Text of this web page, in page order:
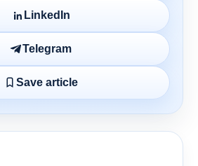
LinkedIn
Telegram
Save article